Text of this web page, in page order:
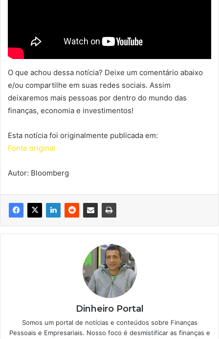
O que achou dessa notícia? Deixe um comentário abaixo
e/ou compartilhe em suas redes sociais. Assim
deixaremos mais pessoas por dentro do mundo das
finanças, economia e investimentos!
Esta notícia foi originalmente publicada em:
Fonte original
Autor: Bloomberg
Dinheiro Portal
Somos um portal de notícias e conteúdos sobre Finanças
Pessoais e Empresariais. Nosso foco é desmistificar as finanças e